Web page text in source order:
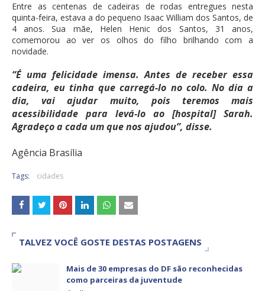
Entre as centenas de cadeiras de rodas entregues nesta
quinta-feira, estava a do pequeno Isaac William dos Santos, de
4 anos. Sua mãe, Helen Henic dos Santos, 31 anos,
comemorou ao ver os olhos do filho brilhando com a
novidade.
“É uma felicidade imensa. Antes de receber essa
cadeira, eu tinha que carregá-lo no colo. No dia a
dia, vai ajudar muito, pois teremos mais
acessibilidade para levá-lo ao [hospital] Sarah.
Agradeço a cada um que nos ajudou”, disse.
Agência Brasília
Tags: cidades
TALVEZ VOCÊ GOSTE DESTAS POSTAGENS
Mais de 30 empresas do DF são reconhecidas
como parceiras da juventude